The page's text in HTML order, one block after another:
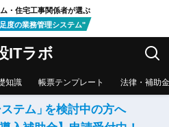
・住宅工事関係者が選ぶ
度の業務管理システム"
ITラボ
知識 帳票テンプレート 法律・補助金
ステム」を検討中の方へ